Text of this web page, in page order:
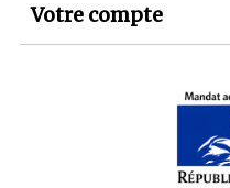
Votre compte